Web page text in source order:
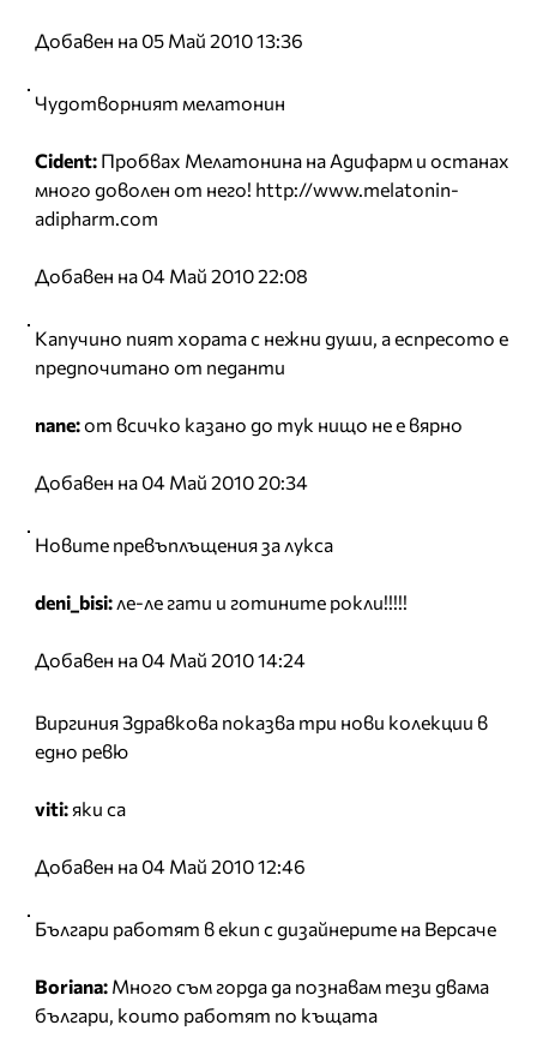
Добавен на 05 Май 2010 13:36
Чудотворният мелатонин
Cident: Пробвах Мелатонина на Адифарм и останах
много доволен от него! http://www.melatonin-
adipharm.com
Добавен на 04 Май 2010 22:08
Капучино пият хората с нежни души, а еспресото е
предпочитано от педанти
nane:от всичко казано до тук нищо не е вярно
Добавен на 04 Май 2010 20:34
Новите превъплъщения за лукса
deni_bisi: ле-ле гати и готините рокли!!!!!
Добавен на 04 Май 2010 14:24
Виргиния Здравкова показва три нови колекции в
едно ревю
viti:яки са
Добавен на 04 Май 2010 12:46
Българи работят в екип с дизайнерите на Версаче
Boriana: Много съм горда да познавам тези двама
българи, които работят по къщата